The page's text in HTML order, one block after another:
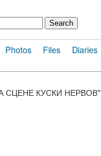
Photos Files Diaries
СЦЕНЕ КУСКИ НЕРВОВ"